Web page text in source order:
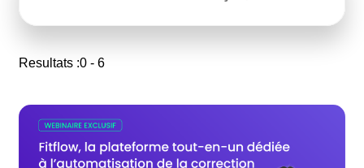
Resultats :0 - 6